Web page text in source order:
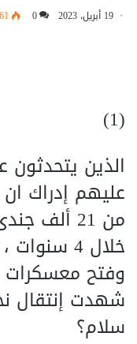
19 أبريل، 2023 0
(1)
الذين يتحدثون
عليهم إدراك
خلال 4
وفتح معسكرات
شهدت إنتقال
سلام؟